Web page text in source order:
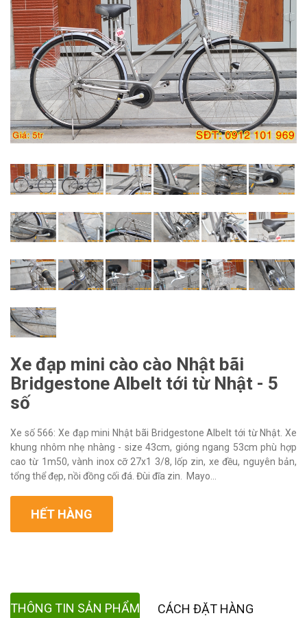
Xe đạp mini cào cào Nhật bãi
Bridgestone Albelt tới từ Nhật - 5
số
Xe số 566: Xe đạp mini Nhật bãi Bridgestone Albelt tới từ Nhật. Xe
khung nhôm nhẹ nhàng - size 43cm, gióng ngang 53cm phù hợp
cao từ 1m50, vành inox cỡ 27x1 3/8, lốp zin, xe đều, nguyên bản,
tổng thể đẹp, nồi đồng cối đá. Đùi đĩa zin. Mayo...
HẾT HÀNG
THÔNG TIN SẢN PHẨM CÁCH ĐẶT HÀNG